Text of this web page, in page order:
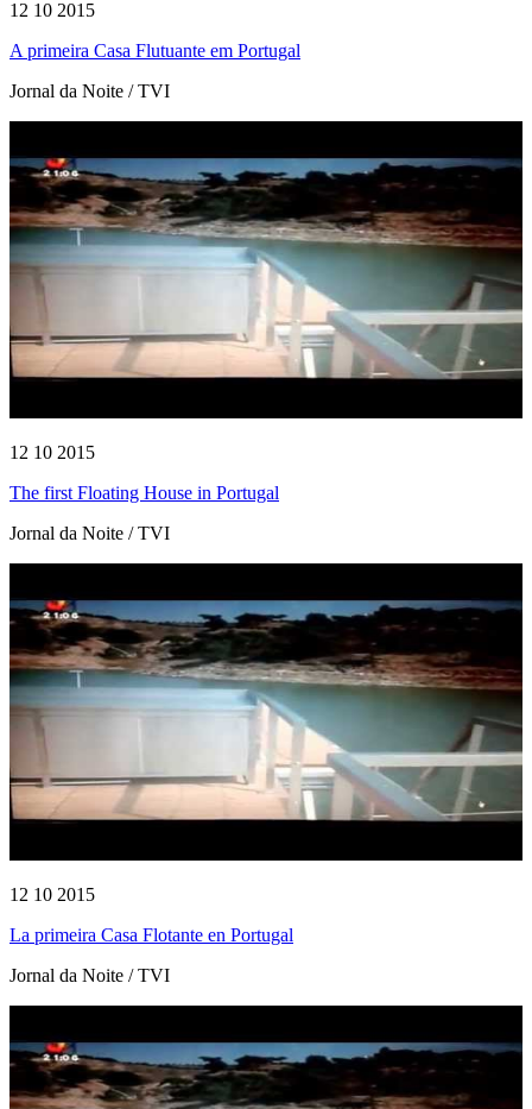
12 10 2015
A primeira Casa Flutuante em Portugal
Jornal da Noite / TVI
12 10 2015
The first Floating House in Portugal
Jornal da Noite / TVI
12 10 2015
La primeira Casa Flotante en Portugal
Jornal da Noite / TVI